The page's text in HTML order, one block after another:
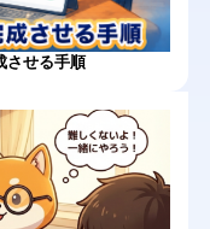
させる手順